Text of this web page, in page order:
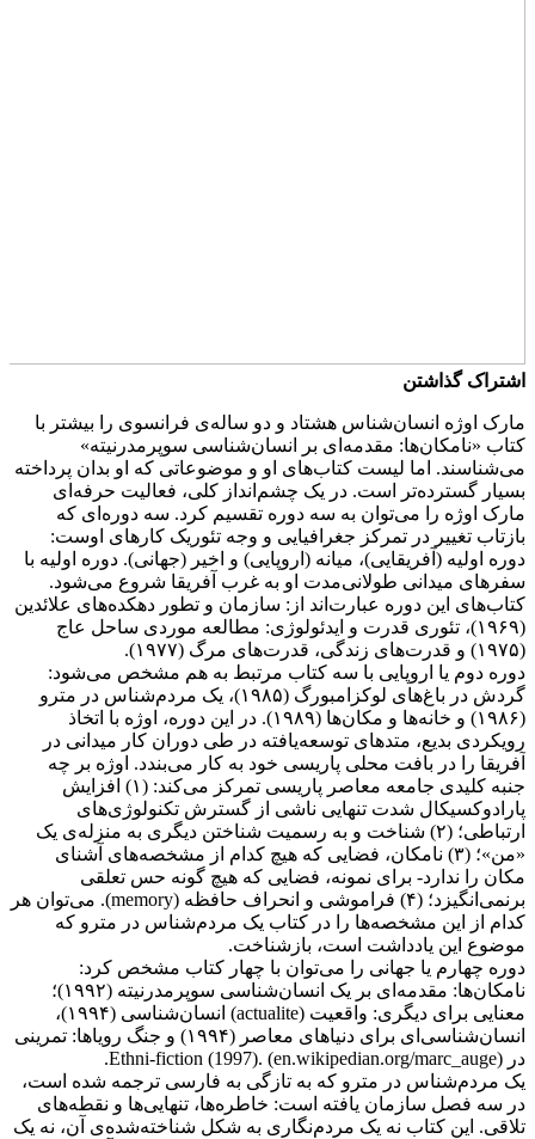
اشتراک گذاشتن
مارک اوژه انسان‌شناس هشتاد و دو ساله‌ی فرانسوی را بیشتر با
کتاب «نامکان‌ها: مقدمه‌ای بر انسان‌شناسی سوپرمدرنیته»
می‌شناسند. اما لیست کتاب‌های او و موضوعاتی که او بدان پرداخته
بسیار گسترده‌تر است. در یک چشم‌انداز کلی، فعالیت حرفه‌ای
مارک اوژه را می‌توان به سه دوره تقسیم کرد. سه دوره‌ای که
بازتاب تغییر در تمرکز جغرافیایی و وجه تئوریک کارهای اوست:
دوره اولیه (آفریقایی)، میانه (اروپایی) و اخیر (جهانی). دوره اولیه با
سفرهای میدانی طولانی‌مدت او به غرب آفریقا شروع می‌شود.
کتاب‌های این دوره عبارت‌اند از: سازمان و تطور دهکده‌های علائدین
(۱۹۶۹)، تئوری قدرت و ایدئولوژی: مطالعه موردی ساحل عاج
(۱۹۷۵) و قدرت‌های زندگی، قدرت‌های مرگ (۱۹۷۷).
دوره دوم یا اروپایی با سه کتاب مرتبط به هم مشخص می‌شود:
گردش در باغ‌های لوکزامبورگ (۱۹۸۵)، یک مردم‌شناس در مترو
(۱۹۸۶) و خانه‌ها و مکان‌ها (۱۹۸۹). در این دوره، اوژه با اتخاذ
رویکردی بدیع، متدهای توسعه‌یافته در طی دوران کار میدانی در
آفریقا را در بافت محلی پاریسی خود به کار می‌بندد. اوژه بر چه
جنبه کلیدی جامعه معاصر پاریسی تمرکز می‌کند: (۱) افزایش
پارادوکسیکال شدت تنهایی ناشی از گسترش تکنولوژی‌های
ارتباطی؛ (۲) شناخت و به رسمیت شناختن دیگری به منزله‌ی یک
«من»؛ (۳) نامکان، فضایی که هیچ کدام از مشخصه‌های آشنای
مکان را ندارد- برای نمونه، فضایی که هیچ گونه حس تعلقی
برنمی‌انگیزد؛ (۴) فراموشی و انحراف حافظه (memory). می‌توان هر
کدام از این مشخصه‌ها را در کتاب یک مردم‌شناس در مترو که
موضوع این یادداشت است، بازشناخت.
دوره چهارم یا جهانی را می‌توان با چهار کتاب مشخص کرد:
نامکان‌ها: مقدمه‌ای بر یک انسان‌شناسی سوپرمدرنیته (۱۹۹۲)؛
معنایی برای دیگری: واقعیت (actualite) انسان‌شناسی (۱۹۹۴)،
انسان‌شناسی‌ای برای دنیاهای معاصر (۱۹۹۴) و جنگ رویاها: تمرینی
در Ethni-fiction (1997). (en.wikipedian.org/marc_auge).
یک مردم‌شناس در مترو که به تازگی به فارسی ترجمه شده است،
در سه فصل سازمان یافته است: خاطره‌ها، تنهایی‌ها و نقطه‌های
تلاقی. این کتاب نه یک مردم‌نگاری به شکل شناخته‌شده‌ی آن، نه یک